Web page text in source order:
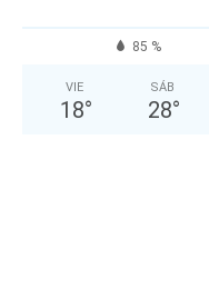
85 %
VIE
18°
SÁB
28°